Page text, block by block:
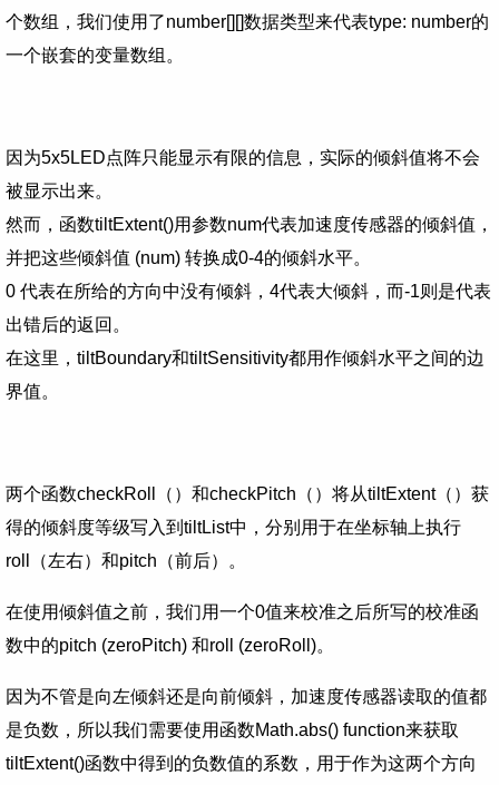
个数组，我们使用了number[][]数据类型来代表type: number的
一个嵌套的变量数组。
因为5x5LED点阵只能显示有限的信息，实际的倾斜值将不会
被显示出来。
然而，函数tiltExtent()用参数num代表加速度传感器的倾斜值，
并把这些倾斜值 (num) 转换成0-4的倾斜水平。
0 代表在所给的方向中没有倾斜，4代表大倾斜，而-1则是代表
出错后的返回。
在这里，tiltBoundary和tiltSensitivity都用作倾斜水平之间的边
界值。
两个函数checkRoll（）和checkPitch（）将从tiltExtent（）获
得的倾斜度等级写入到tiltList中，分别用于在坐标轴上执行
roll（左右）和pitch（前后）。
在使用倾斜值之前，我们用一个0值来校准之后所写的校准函
数中的pitch (zeroPitch) 和roll (zeroRoll)。
因为不管是向左倾斜还是向前倾斜，加速度传感器读取的值都
是负数，所以我们需要使用函数Math.abs() function来获取
tiltExtent()函数中得到的负数值的系数，用于作为这两个方向